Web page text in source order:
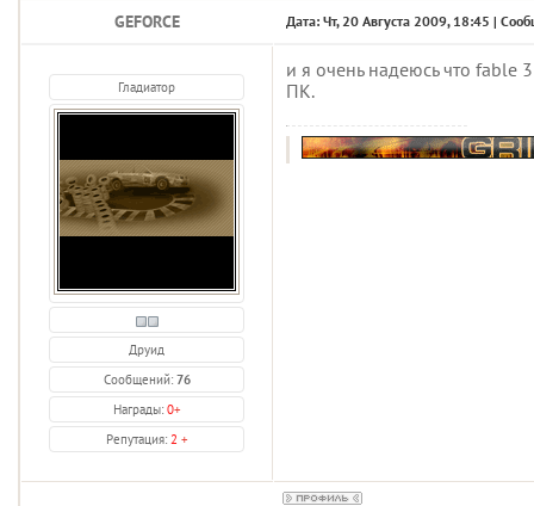
GEFORCE Дата: Чт, 20 Августа 2009, 18:45 |
Гладиатор
Друид
Сообщений: 76
Награды: 0+
Репутация: 2 +
и я очень надеюсь что fable
ПК.